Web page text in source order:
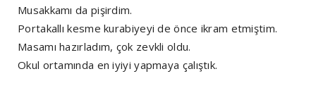
Musakkamı da pişirdim.
Portakallı kesme kurabiyeyi de önce ikram etmiştim.
Masamı hazırladım, çok zevkli oldu.
Okul ortamında en iyiyi yapmaya çalıştık.